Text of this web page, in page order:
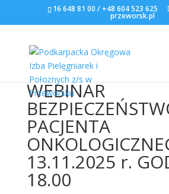
16 648 81 00 / +48 604 523 625
przeworsk.pl
WEBINAR
PACJENTA
13.11.2025 r.
18.00